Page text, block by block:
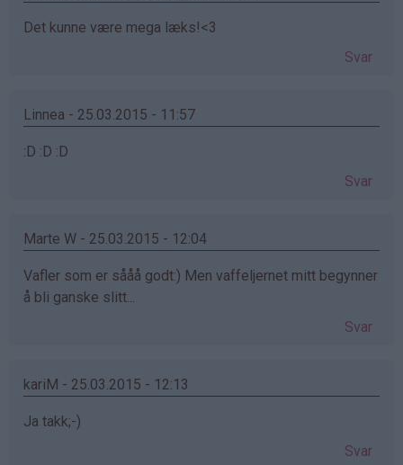
Det kunne være mega læks!<3
Svar
Linnea - 25.03.2015 - 11:57
:D :D :D
Svar
Marte W - 25.03.2015 - 12:04
Vafler som er sååå godt:) Men vaffeljernet mitt begynner
å bli ganske slitt...
Svar
kariM - 25.03.2015 - 12:13
Ja takk;-)
Svar